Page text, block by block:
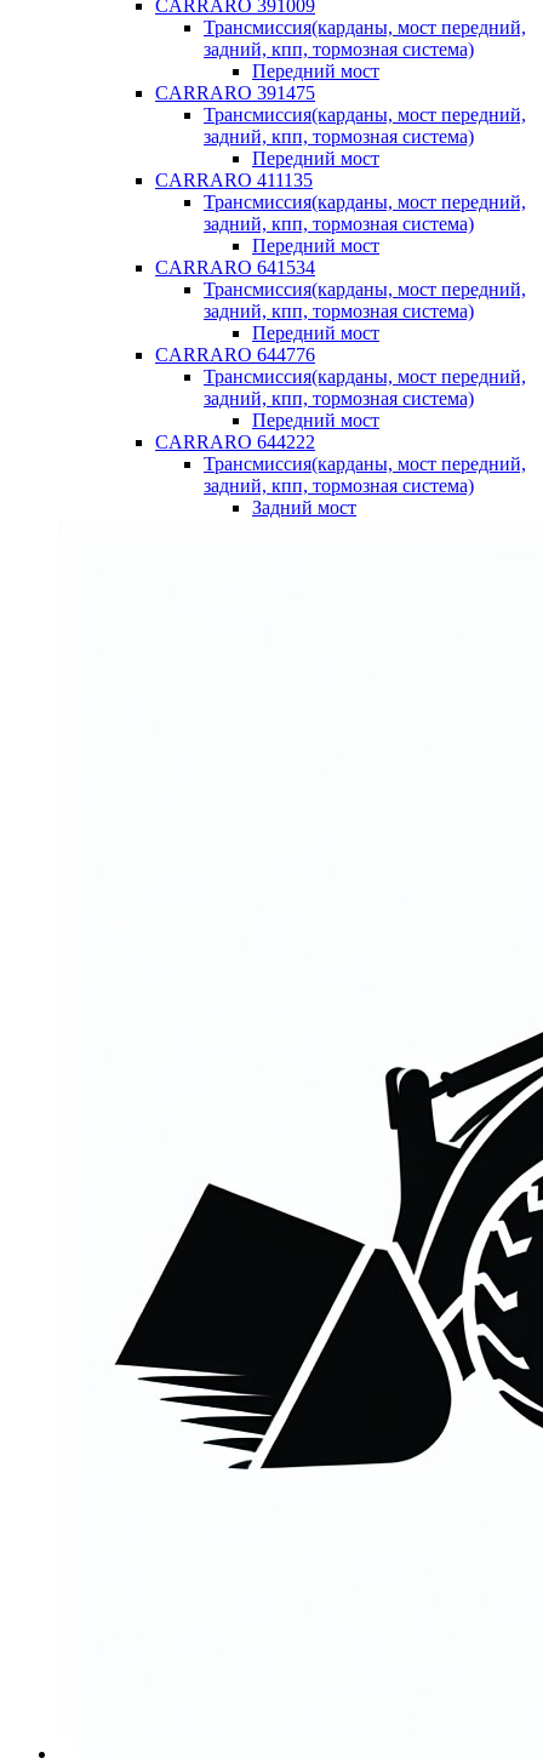
CARRARO 391009
Трансмиссия(карданы, мост передний,
задний, кпп, тормозная система)
Передний мост
CARRARO 391475
Трансмиссия(карданы, мост передний,
задний, кпп, тормозная система)
Передний мост
CARRARO 411135
Трансмиссия(карданы, мост передний,
задний, кпп, тормозная система)
Передний мост
CARRARO 641534
Трансмиссия(карданы, мост передний,
задний, кпп, тормозная система)
Передний мост
CARRARO 644776
Трансмиссия(карданы, мост передний,
задний, кпп, тормозная система)
Передний мост
CARRARO 644222
Трансмиссия(карданы, мост передний,
задний, кпп, тормозная система)
Задний мост